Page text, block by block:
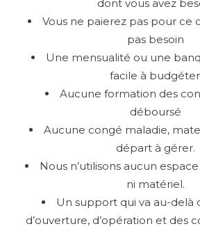
dont vous avez
Vous ne paierez pas pour ce
pas besoin
Une mensualité ou une
facile à
Aucune formation des
déboursé
Aucune congé maladie,
départ à gérer.
Nous n’utilisons aucun
ni matériel.
Un support qui va au-delà
d’ouverture, d’opération et des